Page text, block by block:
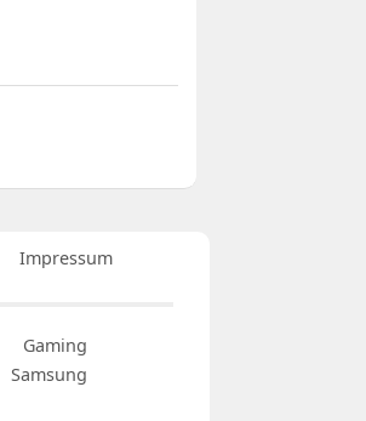
Impressum
Gaming
Samsung